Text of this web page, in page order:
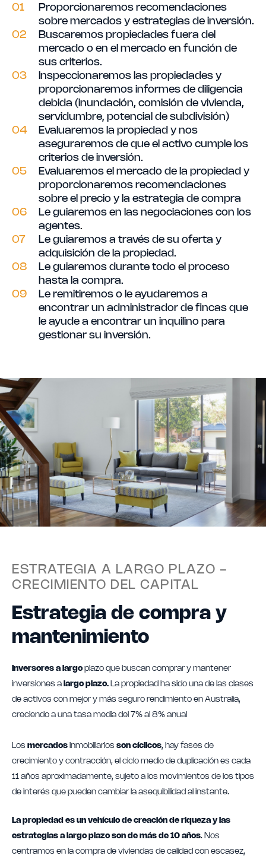
01
Proporcionaremos recomendaciones
sobre mercados y estrategias de inversión.
02
Buscaremos propiedades fuera del
mercado o en el mercado en función de
sus criterios.
03
Inspeccionaremos las propiedades y
proporcionaremos informes de diligencia
debida (inundación, comisión de vivienda,
servidumbre, potencial de subdivisión)
04
Evaluaremos la propiedad y nos
aseguraremos de que el activo cumple los
criterios de inversión.
05
Evaluaremos el mercado de la propiedad y
proporcionaremos recomendaciones
sobre el precio y la estrategia de compra
06
Le guiaremos en las negociaciones con los
agentes.
07
Le guiaremos a través de su oferta y
adquisición de la propiedad.
08
Le guiaremos durante todo el proceso
hasta la compra.
09
Le remitiremos o le ayudaremos a
encontrar un administrador de fincas que
le ayude a encontrar un inquilino para
gestionar su inversión.
ESTRATEGIA A LARGO PLAZO -
CRECIMIENTO DEL CAPITAL
Estrategia de compra y
mantenimiento
Inversores a largoplazo que buscan comprar y mantener
inversiones a largo plazo. La propiedad ha sido una de las clases
de activos con mejor y más seguro rendimiento en Australia,
creciendo a una tasa media del 7% al 8% anual
Los mercados inmobiliarios son cíclicos, hay fases de
crecimiento y contracción, el ciclo medio de duplicación es cada
11 años aproximadamente, sujeto a los movimientos de los tipos
de interés que pueden cambiar la asequibilidad al instante.
La propiedad es un vehículo de creación de riqueza y las
estrategias a largo plazo son de más de 10 años. Nos
centramos en la compra de viviendas de calidad con escasez,